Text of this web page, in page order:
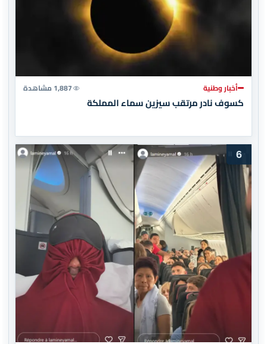
أخبار وطنية 1,887 مشاهدة
كسوف نادر مرتقب سيزين سماء المملكة
6